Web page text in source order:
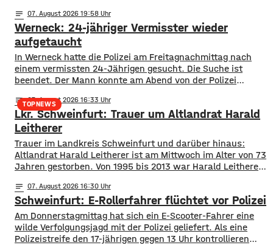
notes 07. August 2026 19:58
Werneck: 24-jähriger Vermisster wieder
aufgetaucht
In Werneck hatte die Polizei am Freitagnachmittag nach
einem vermissten 24-Jährigen gesucht. Die Suche ist
beendet. Der Mann konnte am Abend von der Polizei
gesorgt, da auch ein Polizeihubschrauber die Gegend rund
um Werneck abgesucht hatte.
TOPNEWS
notes 07. August 2026 16:33
Lkr. Schweinfurt: Trauer um Altlandrat Harald
Leitherer
Trauer im Landkreis Schweinfurt und darüber hinaus:
Altlandrat Harald Leitherer ist am Mittwoch im Alter von 73
Jahren gestorben. Von 1995 bis 2013 war Harald Leitherer
wurde das Kreisstraßennetz ausgebaut, aber auch ein
flächendeckendes Radwegenetz mit einer Länge von über
1.000 Kilometern geschaffen. Außerdem führte der
notes 07. August 2026 16:30
Schweinfurt: E-Rollerfahrer flüchtet vor Polizei
Am Donnerstagmittag hat sich ein E-Scooter-Fahrer eine
wilde Verfolgungsjagd mit der Polizei geliefert. Als eine
Polizeistreife den 17-jährigen gegen 13 Uhr kontrollieren